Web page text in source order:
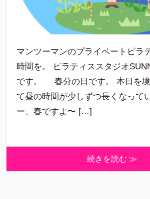
マンツーマンのプライベートピラ
時間を。 ピラティススタジオ
です。 春分の日です。 本日を
て昼の時間が少しずつ長くなって
ー、春ですよ〜 […]
続きを読む ≫